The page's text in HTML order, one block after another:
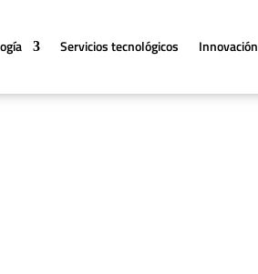
Servicios tecnológicos Innovación